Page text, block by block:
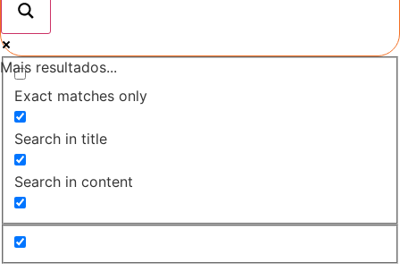
Mais resultados...
Exact matches only
Search in title
Search in content